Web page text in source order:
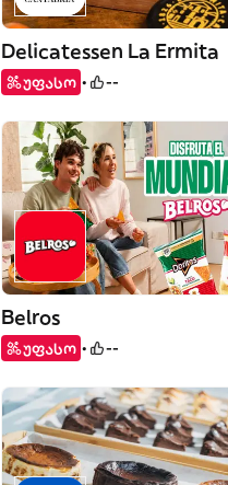
Delicatessen La Ermita
უფასო --
Belros
უფასო --